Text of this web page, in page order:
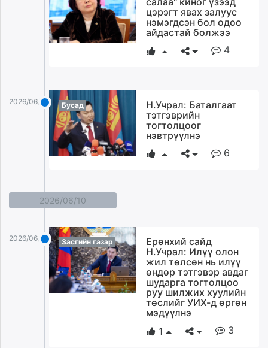
Livetv.mn
eagle.mn
urlag.mn
asu.mn
shudarga.mn
shuurhai.mn
unuudur.mn
цэрэгт явах залуус
нэмэгдсэн бол одоо
айдастай болжээ
4
2026/06/11 Бусад
Н.Учрал: Баталгаат
тэтгэврийн
тогтолцоог
нэвтрүүлнэ
6
2026/06/10
2026/06/10 Засгийн газар
Ерөнхий сайд
Н.Учрал: Илүү олон
жил төлсөн нь илүү
өндөр тэтгэвэр авдаг
шударга тогтолцоо
руу шилжих хуулийн
төслийг УИХ-д өргөн
мэдүүлнэ
1
3